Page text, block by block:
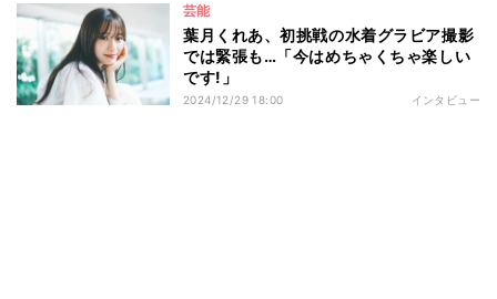
芸能
葉月くれあ、初挑戦の水着グラビア撮影
では緊張も…「今はめちゃくちゃ楽しい
です!」
2024/12/29 18:00 インタビュー